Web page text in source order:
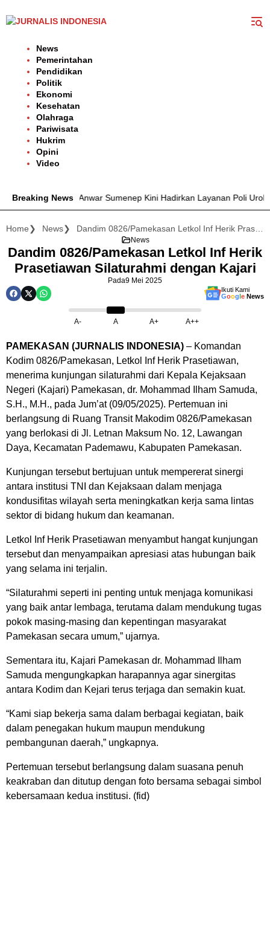
ke
News
Pemerintahan
Pendidikan
Politik
Ekonomi
Kesehatan
Olahraga
Pariwisata
Hukrim
Opini
Video
Breaking News
dr. H. Moh. Anwar Sumenep Kini Hadirkan Layanan Poli Urologi
Home News
News
Dandim 0826/Pamekasan Letkol Inf Herik
Prasetiawan Silaturahmi dengan Kajari
Pada9 Mei 2025
Ikuti Kami
Google News
A- A A+ A++
PAMEKASAN (JURNALIS INDONESIA) – Komandan
Kodim 0826/Pamekasan, Letkol Inf Herik Prasetiawan,
menerima kunjungan silaturahmi dari Kepala Kejaksaan
Negeri (Kajari) Pamekasan, dr. Mohammad Ilham Samuda,
S.H., M.H., pada Jum’at (09/05/2025). Pertemuan ini
berlangsung di Ruang Transit Makodim 0826/Pamekasan
yang berlokasi di Jl. Letnan Maksum No. 12, Lawangan
Daya, Kecamatan Pademawu, Kabupaten Pamekasan.
Kunjungan tersebut bertujuan untuk mempererat sinergi
antara institusi TNI dan Kejaksaan dalam menjaga
kondusifitas wilayah serta meningkatkan kerja sama lintas
sektor di bidang hukum dan keamanan.
Letkol Inf Herik Prasetiawan menyambut hangat kunjungan
tersebut dan menyampaikan apresiasi atas hubungan baik
yang selama ini terjalin.
“Silaturahmi seperti ini penting untuk menjaga komunikasi
yang baik antar lembaga, terutama dalam mendukung tugas
pokok masing-masing dan kepentingan masyarakat
Pamekasan secara umum,” ujarnya.
Sementara itu, Kajari Pamekasan dr. Mohammad Ilham
Samuda mengungkapkan harapannya agar sinergitas
antara Kodim dan Kejari terus terjaga dan semakin kuat.
“Kami siap bekerja sama dalam berbagai kegiatan, baik
dalam penegakan hukum maupun mendukung
pembangunan daerah,” ungkapnya.
Pertemuan tersebut berlangsung dalam suasana penuh
keakraban dan ditutup dengan foto bersama sebagai simbol
kebersamaan kedua institusi. (fid)